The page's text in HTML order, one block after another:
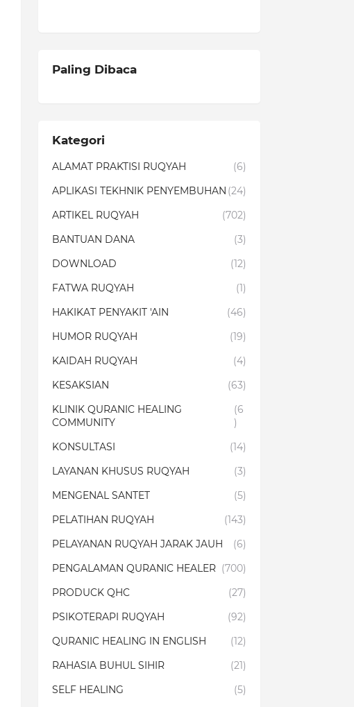
Paling Dibaca
Kategori
ALAMAT PRAKTISI RUQYAH
(6)
APLIKASI TEKHNIK PENYEMBUHAN (24)
ARTIKEL RUQYAH
(702)
BANTUAN DANA
(3)
DOWNLOAD
(12)
FATWA RUQYAH
(1)
HAKIKAT PENYAKIT 'AIN
(46)
HUMOR RUQYAH
(19)
KAIDAH RUQYAH
(4)
KESAKSIAN
(63)
KLINIK QURANIC HEALING
COMMUNITY
(6
)
KONSULTASI
(14)
LAYANAN KHUSUS RUQYAH
(3)
MENGENAL SANTET
(5)
PELATIHAN RUQYAH
(143)
PELAYANAN RUQYAH JARAK JAUH
(6)
PENGALAMAN QURANIC HEALER (700)
PRODUCK QHC
(27)
PSIKOTERAPI RUQYAH
(92)
QURANIC HEALING IN ENGLISH
(12)
RAHASIA BUHUL SIHIR
(21)
SELF HEALING
(5)